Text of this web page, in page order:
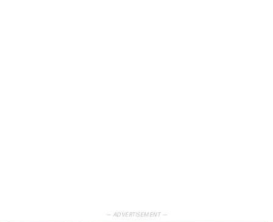
— ADVERTISEMENT —